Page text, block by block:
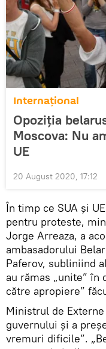
Internaţional
Opoziția
Moscova: Nu
UE
20 August 2020, 17:12
În timp ce SUA și
pentru proteste,
Jorge Arreaza, a
ambasadorului
Paferov, subliniind
au rămas „unite”
către apropiere”
Ministrul de
guvernului și a
vremuri dificile”.